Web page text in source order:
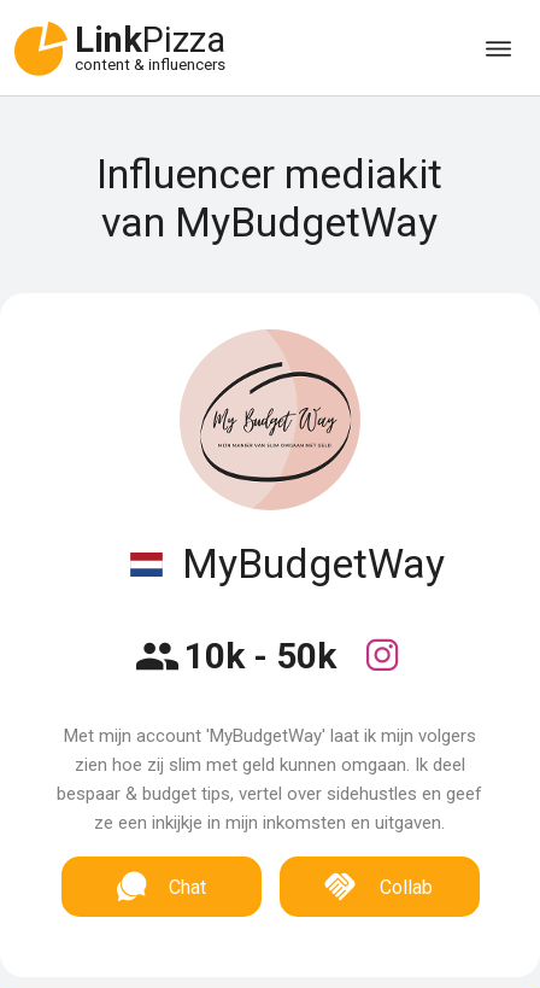
LinkPizza
content & influencers
Influencer mediakit
van MyBudgetWay
MyBudgetWay
10k - 50k
Met mijn account 'MyBudgetWay' laat ik mijn volgers
zien hoe zij slim met geld kunnen omgaan. Ik deel
bespaar & budget tips, vertel over sidehustles en geef
ze een inkijkje in mijn inkomsten en uitgaven.
Chat Collab